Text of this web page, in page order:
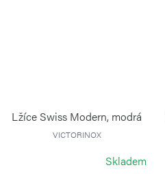
Lžíce Swiss Modern, modrá
VICTORINOX
Skladem